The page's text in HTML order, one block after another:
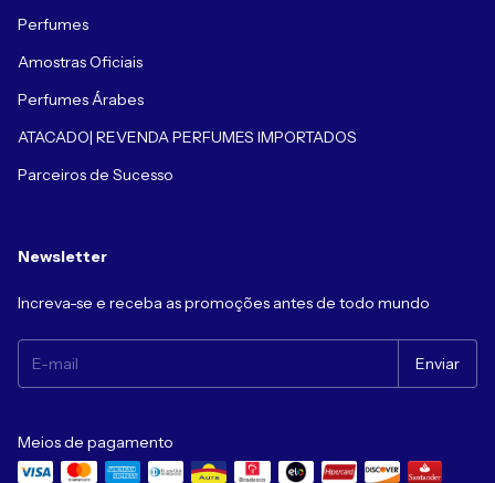
Perfumes
Amostras Oficiais
Perfumes Árabes
ATACADO| REVENDA PERFUMES IMPORTADOS
Parceiros de Sucesso
Newsletter
Increva-se e receba as promoções antes de todo mundo
Meios de pagamento